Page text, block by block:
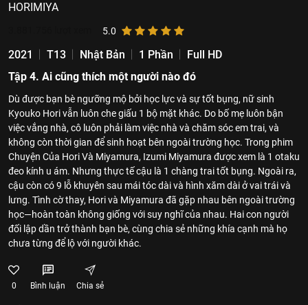
HORIMIYA
5.0
2021 T13 Nhật Bản 1 Phần
Full HD
Tập 4. Ai cũng thích một người nào đó
Dù được bạn bè ngưỡng mộ bởi học lực và sự tốt bụng, nữ sinh
Kyouko Hori vẫn luôn che giấu 1 bộ mặt khác. Do bố mẹ luôn bận
việc vắng nhà, cô luôn phải làm việc nhà và chăm sóc em trai, và
không còn thời gian để sinh hoạt bên ngoài trường học. Trong phim
Chuyện Của Hori Và Miyamura, Izumi Miyamura được xem là 1 otaku
đeo kính u ám. Nhưng thực tế cậu là 1 chàng trai tốt bụng. Ngoài ra,
cậu còn có 9 lỗ khuyên sau mái tóc dài và hình xăm dài ở vai trái và
lưng. Tình cờ thay, Hori và Miyamura đã gặp nhau bên ngoài trường
học—hoàn toàn không giống với suy nghĩ của nhau. Hai con người
đối lập dần trở thành bạn bè, cùng chia sẻ những khía cạnh mà họ
chưa từng để lộ với người khác.
0 Bình luận Chia sẻ